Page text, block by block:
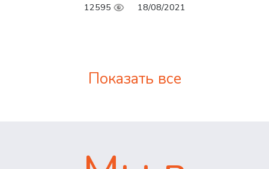
12595 18/08/2021
Показать все